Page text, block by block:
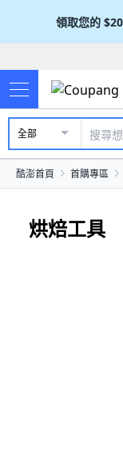
領取您的
全部
酷澎首頁 首購專區
烘焙工具